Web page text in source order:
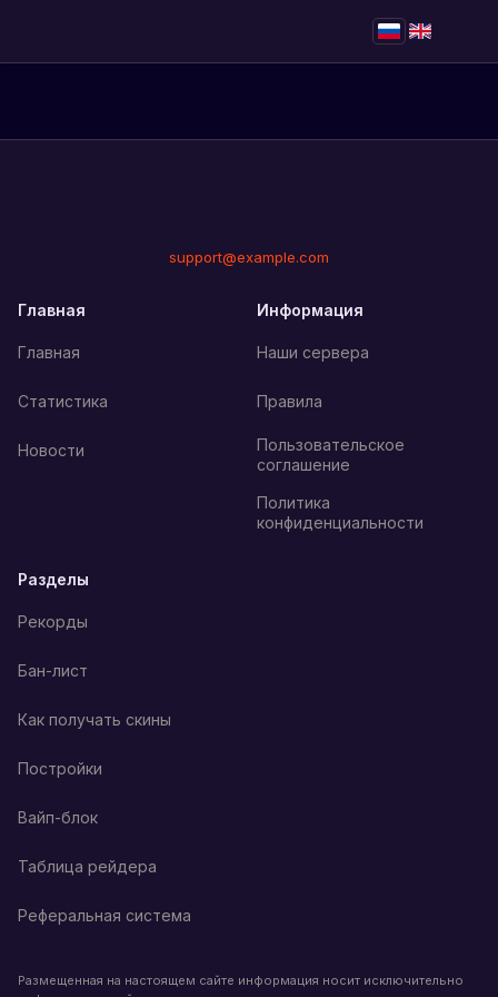
support@example.com
Главная
Главная
Статистика
Новости
Информация
Наши сервера
Правила
Пользовательское
соглашение
Политика
конфиденциальности
Разделы
Рекорды
Бан-лист
Как получать скины
Постройки
Вайп-блок
Таблица рейдера
Реферальная система
Размещенная на настоящем сайте информация носит исключительно